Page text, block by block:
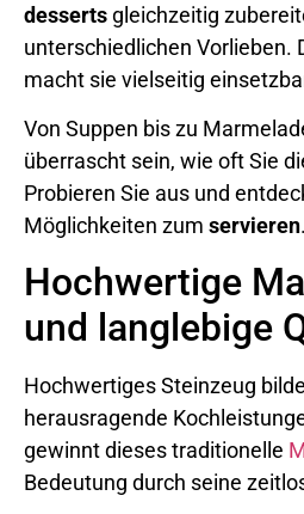
desserts gleichzeitig
unterschiedlichen Vorlieben.
macht sie vielseitig
Von Suppen bis zu
überrascht sein, wie oft Sie
Probieren Sie aus und
Möglichkeiten zum servieren.
Hochwertige
und langlebige
Hochwertiges Steinzeug
herausragende
gewinnt dieses traditionelle
Bedeutung durch seine